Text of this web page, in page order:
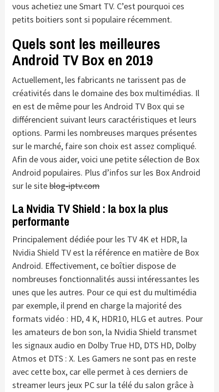
vous achetiez une Smart TV. C’est pourquoi ces
petits boitiers sont si populaire récemment.
Quels sont les meilleures
Android TV Box en 2019
Actuellement, les fabricants ne tarissent pas de
créativités dans le domaine des box multimédias. Il
en est de même pour les Android TV Box qui se
différencient suivant leurs caractéristiques et leurs
options. Parmi les nombreuses marques présentes
sur le marché, faire son choix est assez compliqué.
Afin de vous aider, voici une petite sélection de Box
Android populaires. Plus d’infos sur les Box Android
sur le siteblog-iptv.com
La Nvidia TV Shield : la box la plus
performante
Principalement dédiée pour les TV 4K et HDR, la
Nvidia Shield TV est la référence en matière de Box
Android. Effectivement, ce boîtier dispose de
nombreuses fonctionnalités aussi intéressantes les
unes que les autres. Pour ce qui est du multimédia
par exemple, il prend en charge la majorité des
formats vidéo : HD, 4 K, HDR10, HLG et autres. Pour
les amateurs de bon son, la Nvidia Shield transmet
les signaux audio en Dolby True HD, DTS HD, Dolby
Atmos et DTS : X. Les Gamers ne sont pas en reste
avec cette box, car elle permet à ces derniers de
streamer leurs jeux PC sur la télé du salon grâce à